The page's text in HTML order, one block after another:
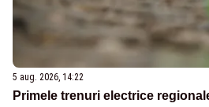
5 aug. 2026, 14:22
Primele trenuri electrice